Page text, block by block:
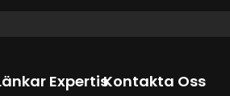
ExpertisKontakta Oss